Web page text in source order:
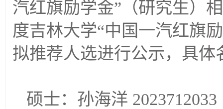
汽红旗励学金”（研究生）
度吉林大学“中国一汽红旗
拟推荐人选进行公示，具体
硕士：孙海洋 2023712033